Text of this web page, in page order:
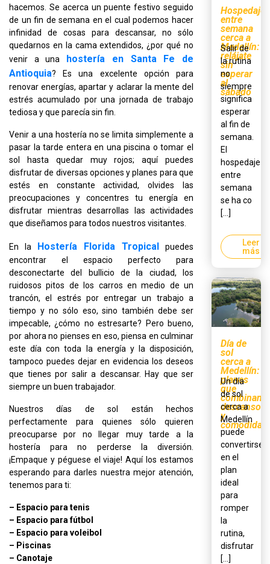
hacemos. Se acerca un puente festivo seguido
de un fin de semana en el cual podemos hacer
infinidad de cosas para descansar, no sólo
quedarnos en la cama extendidos, ¿por qué no
venir a una hostería en Santa Fe de
Antioquia? Es una excelente opción para
renovar energías, apartar y aclarar la mente del
estrés acumulado por una jornada de trabajo
tediosa y que parecía sin fin.
Venir a una hostería no se limita simplemente a
pasar la tarde entera en una piscina o tomar el
sol hasta quedar muy rojos; aquí puedes
disfrutar de diversas opciones y planes para que
estés en constante actividad, olvides las
preocupaciones y concentres tu energía en
disfrutar mientras desarrollas las actividades
que diseñamos para todos nuestros visitantes.
En la Hostería Florida Tropical puedes
encontrar el espacio perfecto para
desconectarte del bullicio de la ciudad, los
ruidosos pitos de los carros en medio de un
trancón, el estrés por entregar un trabajo a
tiempo y no sólo eso, sino también debe ser
impecable, ¿cómo no estresarte? Pero bueno,
por ahora no pienses en eso, piensa en culminar
este día con toda la energía y la disposición,
tampoco puedes dejar en evidencia los deseos
que tienes por salir a descansar. Hay que ser
siempre un buen trabajador.
Nuestros días de sol están hechos
perfectamente para quienes sólo quieren
preocuparse por no llegar muy tarde a la
hostería para no perderse la diversión.
¡Empaque y péguese el viaje! Aquí los estamos
esperando para darles nuestra mejor atención,
tenemos para ti:
– Espacio para tenis
– Espacio para fútbol
– Espacio para voleibol
– Piscinas
– Canotaje
Hospedaje
entre
semana
cerca a
Medellín:
relájate
sin
esperar
al
sábado
Salir de
la rutina
no
siempre
significa
esperar
al fin de
semana.
El
hospedaje
entre
semana
se ha co
[...]
Leer
más
Día de
sol
cerca a
Medellín:
planes
que
combinan
descanso
y
comodidad
Un día
de sol
cerca a
Medellín
puede
convertirse
en el
plan
ideal
para
romper
la
rutina,
disfrutar
[...]